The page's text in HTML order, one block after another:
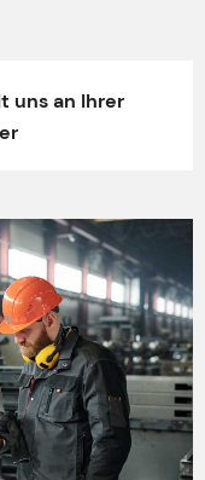
uns an Ihrer